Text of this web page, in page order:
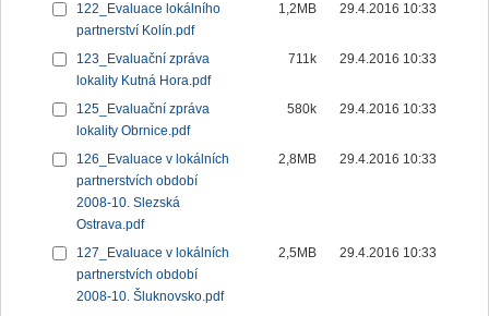
122_Evaluace lokálního
partnerství Kolín.pdf
1,2MB 29.4.2016 10:33
123_Evaluační zpráva
lokality Kutná Hora.pdf
711k 29.4.2016 10:33
125_Evaluační zpráva
lokality Obrnice.pdf
580k 29.4.2016 10:33
126_Evaluace v lokálních
partnerstvích období
2008-10. Slezská
Ostrava.pdf
2,8MB 29.4.2016 10:33
127_Evaluace v lokálních
partnerstvích období
2008-10. Šluknovsko.pdf
2,5MB 29.4.2016 10:33